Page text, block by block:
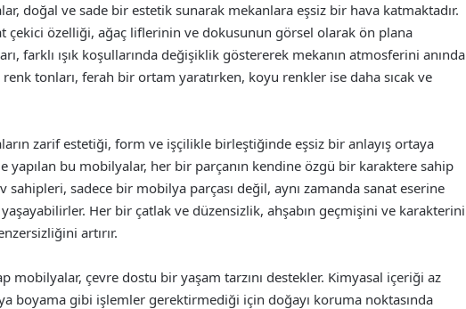
doğal ve sade bir estetik sunarak mekanlara eşsiz bir hava katmaktadır.
çekici özelliği, ağaç liflerinin ve dokusunun görsel olarak ön plana
farklı ışık koşullarında değişiklik göstererek mekanın atmosferini anında
tonları, ferah bir ortam yaratırken, koyu renkler ise daha sıcak ve
zarif estetiği, form ve işçilikle birleştiğinde eşsiz bir anlayış ortaya
yapılan bu mobilyalar, her bir parçanın kendine özgü bir karaktere sahip
sahipleri, sadece bir mobilya parçası değil, aynı zamanda sanat eserine
Her bir çatlak ve düzensizlik, ahşabın geçmişini ve karakterini
artırır.
mobilyalar, çevre dostu bir yaşam tarzını destekler. Kimyasal içeriği az
boyama gibi işlemler gerektirmediği için doğayı koruma noktasında